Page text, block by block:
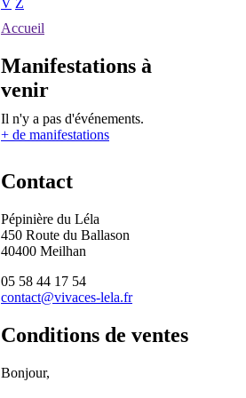
V Z
Accueil
Manifestations à
venir
Il n'y a pas d'événements.
+ de manifestations
Contact
Pépinière du Léla
450 Route du Ballason
40400 Meilhan
05 58 44 17 54
contact@vivaces-lela.fr
Conditions de ventes
Bonjour,